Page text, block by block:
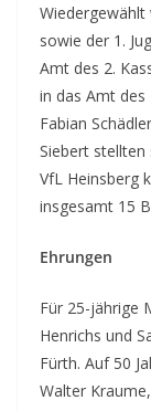
Wiedergewählt
sowie der 1.
Amt des 2.
in das Amt
Fabian
Siebert stellten
VfL Heinsberg
insgesamt 15
Ehrungen
Für 25-jährige
Henrichs und
Fürth. Auf 50
Walter